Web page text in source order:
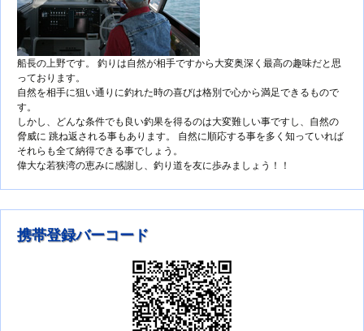
船長の上野です。 釣りは自然が相手ですから大変奥深く最高の趣味だと思
っております。
自然を相手に狙い通りに釣れた時の喜びは格別で心から満足できるもので
す。
しかし、どんな条件でも良い釣果を得るのは大変難しい事ですし、自然の
脅威に 跳ね返される事もあります。 自然に順応する事を多く知っていれば
それらも全て納得できる事でしょう。
偉大な若狭湾の恵みに感謝し、釣り道を友に歩みましょう！！
携帯登録バーコード